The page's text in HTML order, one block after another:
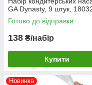
GA Dynasty, 9 штук,
Готово до відправки
138 ₴/набір
Купити
Новинка